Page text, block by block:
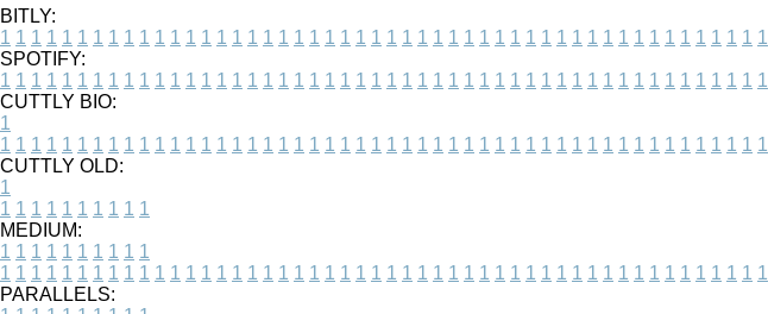
BITLY:
1 1 1 1 1 1 1 1 1 1 1 1 1 1 1 1 1 1 1 1 1 1 1 1 1 1 1 1 1 1 1 1 1 1 1 1 1 1 1 1 1 1 1 1 1 1 1 1 1 1
SPOTIFY:
1 1 1 1 1 1 1 1 1 1 1 1 1 1 1 1 1 1 1 1 1 1 1 1 1 1 1 1 1 1 1 1 1 1 1 1 1 1 1 1 1 1 1 1 1 1 1 1 1 1
CUTTLY BIO:
1
1 1 1 1 1 1 1 1 1 1 1 1 1 1 1 1 1 1 1 1 1 1 1 1 1 1 1 1 1 1 1 1 1 1 1 1 1 1 1 1 1 1 1 1 1 1 1 1 1 1
CUTTLY OLD:
1
1 1 1 1 1 1 1 1 1 1
MEDIUM:
1 1 1 1 1 1 1 1 1 1
1 1 1 1 1 1 1 1 1 1 1 1 1 1 1 1 1 1 1 1 1 1 1 1 1 1 1 1 1 1 1 1 1 1 1 1 1 1 1 1 1 1 1 1 1 1 1 1 1 1
PARALLELS: